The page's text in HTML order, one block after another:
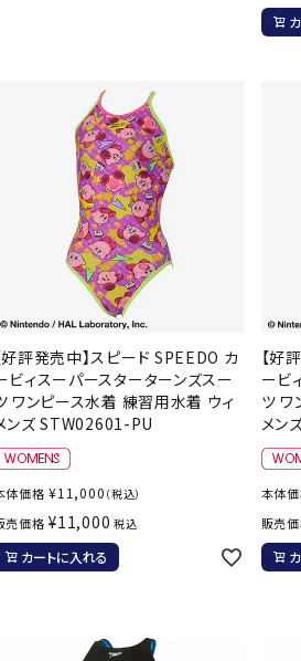
好評発売中】スピード SPEEDO カ
ビィスーパースターターンズスー
ワンピース水着 練習用水着 ウィ
ンズ STW02601-PU
体価格 ¥11,000 （税込）
売価格 ¥11,000 税込
カートに入れる
【好
ービ
ツ ワ
メン
本体
販売